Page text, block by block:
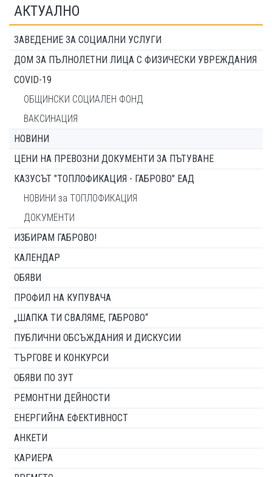
АКТУАЛНО
ЗАВЕДЕНИЕ ЗА СОЦИАЛНИ УСЛУГИ
ДОМ ЗА ПЪЛНОЛЕТНИ ЛИЦА С ФИЗИЧЕСКИ УВРЕЖДАНИЯ
COVID-19
ОБЩИНСКИ СОЦИАЛЕН ФОНД
ВАКСИНАЦИЯ
НОВИНИ
ЦЕНИ НА ПРЕВОЗНИ ДОКУМЕНТИ ЗА ПЪТУВАНЕ
КАЗУСЪТ "ТОПЛОФИКАЦИЯ - ГАБРОВО" ЕАД
НОВИНИ за ТОПЛОФИКАЦИЯ
ДОКУМЕНТИ
ИЗБИРАМ ГАБРОВО!
КАЛЕНДАР
ОБЯВИ
ПРОФИЛ НА КУПУВАЧА
„ШАПКА ТИ СВАЛЯМЕ, ГАБРОВО“
ПУБЛИЧНИ ОБСЪЖДАНИЯ И ДИСКУСИИ
ТЪРГОВЕ И КОНКУРСИ
ОБЯВИ ПО ЗУТ
РЕМОНТНИ ДЕЙНОСТИ
ЕНЕРГИЙНА ЕФЕКТИВНОСТ
АНКЕТИ
КАРИЕРА